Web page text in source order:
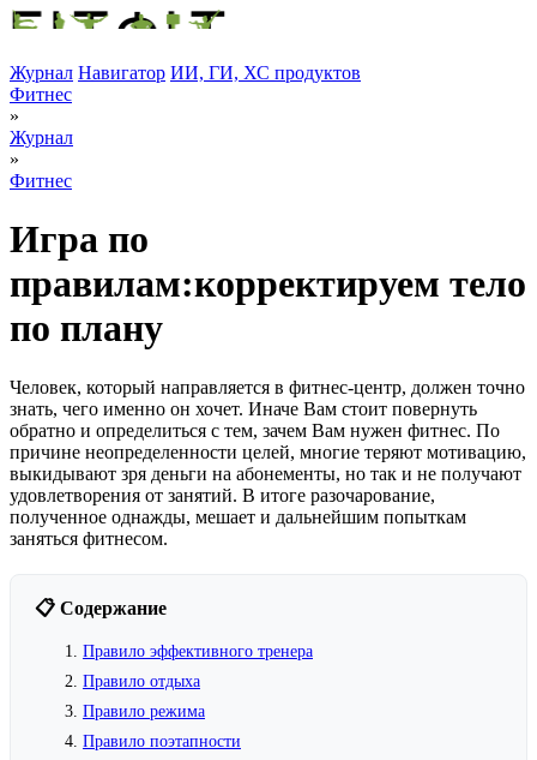
Журнал Навигатор ИИ, ГИ, ХС продуктов
Фитнес
»
Журнал
»
Фитнес
Игра по
правилам:корректируем тело
по плану
Человек, который направляется в фитнес-центр, должен точно
знать, чего именно он хочет. Иначе Вам стоит повернуть
обратно и определиться с тем, зачем Вам нужен фитнес. По
причине неопределенности целей, многие теряют мотивацию,
выкидывают зря деньги на абонементы, но так и не получают
удовлетворения от занятий. В итоге разочарование,
полученное однажды, мешает и дальнейшим попыткам
заняться фитнесом.
📋 Содержание
Правило эффективного тренера
Правило отдыха
Правило режима
Правило поэтапности